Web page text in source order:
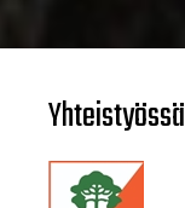
Yhteistyössä